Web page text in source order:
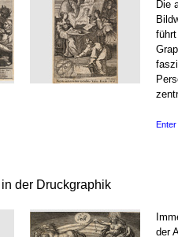
Die
Enter
der Druckgraphik
der